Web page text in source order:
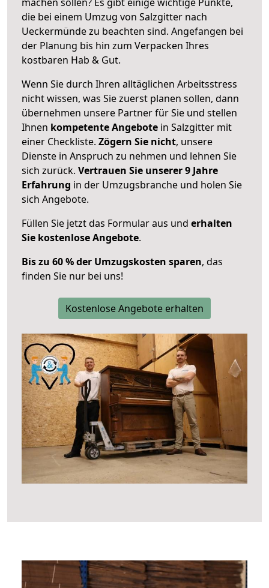
die bei einem Umzug von Salzgitter nach
Ueckermünde zu beachten sind. Angefangen bei
der Planung bis hin zum Verpacken Ihres
kostbaren Hab & Gut.
Wenn Sie durch Ihren alltäglichen Arbeitsstress
nicht wissen, was Sie zuerst planen sollen, dann
übernehmen unsere Partner für Sie und stellen
Ihnen kompetente Angebote in Salzgitter mit
einer Checkliste. Zögern Sie nicht, unsere
Dienste in Anspruch zu nehmen und lehnen Sie
sich zurück. Vertrauen Sie unserer 9 Jahre
Erfahrung in der Umzugsbranche und holen Sie
sich Angebote.
Füllen Sie jetzt das Formular aus und erhalten
Sie kostenlose Angebote.
Bis zu 60 % der Umzugskosten sparen, das
finden Sie nur bei uns!
Kostenlose Angebote erhalten